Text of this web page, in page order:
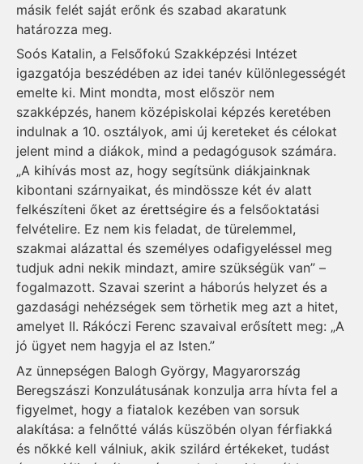
másik felét saját erőnk és szabad akaratunk
határozza meg.
Soós Katalin, a Felsőfokú Szakképzési Intézet
igazgatója beszédében az idei tanév különlegességét
emelte ki. Mint mondta, most először nem
szakképzés, hanem középiskolai képzés keretében
indulnak a 10. osztályok, ami új kereteket és célokat
jelent mind a diákok, mind a pedagógusok számára.
„A kihívás most az, hogy segítsünk diákjainknak
kibontani szárnyaikat, és mindössze két év alatt
felkészíteni őket az érettségire és a felsőoktatási
felvételire. Ez nem kis feladat, de türelemmel,
szakmai alázattal és személyes odafigyeléssel meg
tudjuk adni nekik mindazt, amire szükségük van” –
fogalmazott. Szavai szerint a háborús helyzet és a
gazdasági nehézségek sem törhetik meg azt a hitet,
amelyet II. Rákóczi Ferenc szavaival erősített meg: „A
jó ügyet nem hagyja el az Isten.”
Az ünnepségen Balogh György, Magyarország
Beregszászi Konzulátusának konzulja arra hívta fel a
figyelmet, hogy a fiatalok kezében van sorsuk
alakítása: a felnőtté válás küszöbén olyan férfiakká
és nőkké kell válniuk, akik szilárd értékeket, tudást